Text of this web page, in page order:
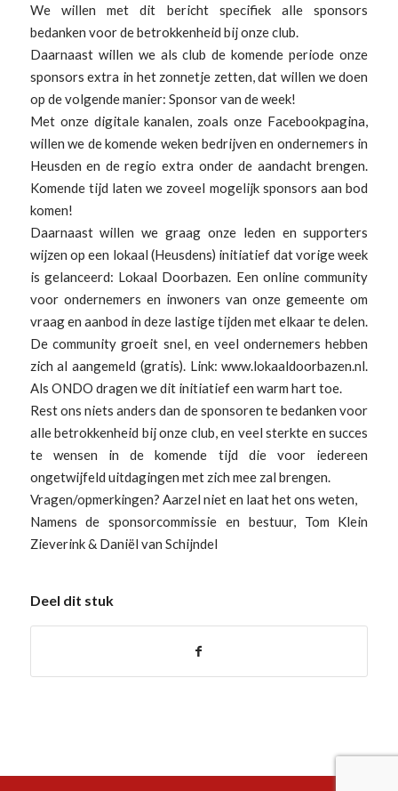
We willen met dit bericht specifiek alle sponsors
bedanken voor de betrokkenheid bij onze club.
Daarnaast willen we als club de komende periode onze
sponsors extra in het zonnetje zetten, dat willen we doen
op de volgende manier: Sponsor van de week!
Met onze digitale kanalen, zoals onze Facebookpagina,
willen we de komende weken bedrijven en ondernemers in
Heusden en de regio extra onder de aandacht brengen.
Komende tijd laten we zoveel mogelijk sponsors aan bod
komen!
Daarnaast willen we graag onze leden en supporters
wijzen op een lokaal (Heusdens) initiatief dat vorige week
is gelanceerd: Lokaal Doorbazen. Een online community
voor ondernemers en inwoners van onze gemeente om
vraag en aanbod in deze lastige tijden met elkaar te delen.
De community groeit snel, en veel ondernemers hebben
zich al aangemeld (gratis). Link: www.lokaaldoorbazen.nl.
Als ONDO dragen we dit initiatief een warm hart toe.
Rest ons niets anders dan de sponsoren te bedanken voor
alle betrokkenheid bij onze club, en veel sterkte en succes
te wensen in de komende tijd die voor iedereen
ongetwijfeld uitdagingen met zich mee zal brengen.
Vragen/opmerkingen? Aarzel niet en laat het ons weten,
Namens de sponsorcommissie en bestuur, Tom Klein
Zieverink & Daniël van Schijndel
Deel dit stuk